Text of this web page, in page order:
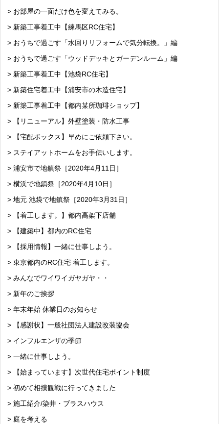
> お部屋の一面だけ色を変えてみる。
> 新築工事着工中【練馬区RC住宅】
> おうちで過ごす「水回りリフォームで気分転換。」編
> おうちで過ごす「ウッドデッキとガーデンルーム」編
> 新築工事着工中【池袋RC住宅】
> 新築住宅着工中【浦安市の木造住宅】
> 新築工事着工中【都内某所珈琲ショップ】
> 【リニューアル】外壁塗装・防水工事
> 【宅配ボックス】早めにご依頼下さい。
> ステイアットホームをお手伝いします。
> 浦安市で地鎮祭［2020年4月11日］
> 横浜で地鎮祭［2020年4月10日］
> 地元 池袋で地鎮祭［2020年3月31日］
> 【着工します。】都内高架下店舗
> 【建築中】都内のRC住宅
> 【採用情報】一緒に仕事しよう。
> 東京都内のRC住宅 着工します。
> みんなでワイワイガヤガヤ・・
> 新年のご挨拶
> 年末年始 休業日のお知らせ
> 【感謝状】一般社団法人建設改装協会
> インフルエンザの季節
> 一緒に仕事しよう。
> 【始まっています】次世代住宅ポイント制度
> 初めて相撲観戦に行ってきました
> 施工紹介/染井・ブラスハウス
> 庭を考える